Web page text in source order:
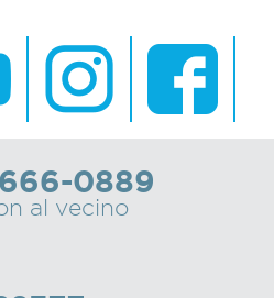
0889
al vecino